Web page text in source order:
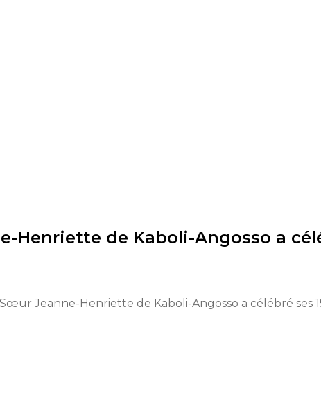
Henriette de Kaboli-Angosso a
Jeanne-Henriette de Kaboli-Angosso a célébré ses